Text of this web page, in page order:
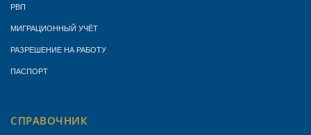
РВП
МИГРАЦИОННЫЙ УЧЁТ
РАЗРЕШЕНИЕ НА РАБОТУ
ПАСПОРТ
СПРАВОЧНИК